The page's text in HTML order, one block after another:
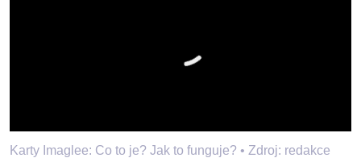
Karty Imaglee: Co to je? Jak to funguje? • Zdroj: redakce